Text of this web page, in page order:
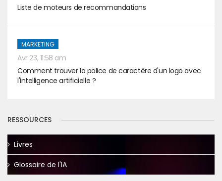
Liste de moteurs de recommandations
MARKETING
Avr 23, 11:58 am
Comment trouver la police de caractère d'un logo avec
l'intelligence artificielle ?
RESSOURCES
Livres
Glossaire de l'IA